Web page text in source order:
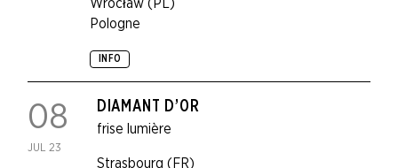
Wrocław (PL)
Pologne
INFO
08
JUL 23
frise lumière
DIAMANT D’OR
Strasbourg (FR)